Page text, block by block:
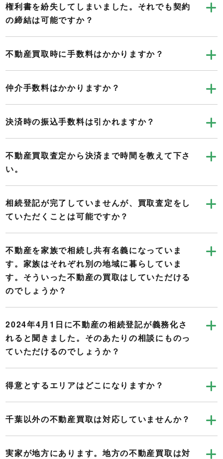
権利書を紛失してしまいました。それでも契約
の締結は可能ですか？
不動産買取時に手数料はかかりますか？
仲介手数料はかかりますか？
決済時の振込手数料は引かれますか？
不動産買取査定から決済まで時間を教えて下さ
い。
相続登記が完了していませんが、買取査定をし
ていただくことは可能ですか？
不動産を家族で相続し共有名義になっていま
す。家族はそれぞれ別の地域に暮らしていま
す。そういった不動産の買取はしていただける
のでしょうか？
2024年4月1日に不動産の相続登記が義務化さ
れると聞きました。そのあたりの相談にものっ
ていただけるのでしょうか？
得意とするエリアはどこになりますか？
千葉以外の不動産買取は対応していませんか？
実家が地方にあります。地方の不動産買取は対